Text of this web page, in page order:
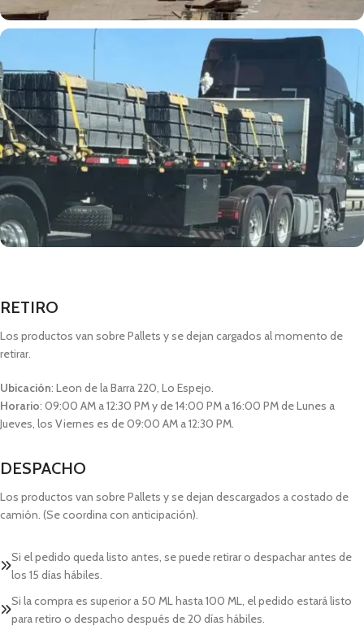
RETIRO
Los productos van sobre Pallets y se dejan cargados al momento de
retirar.
Ubicación: Leon de la Barra 220, Lo Espejo.
Horario: 09:00 AM a 12:30 PM y de 14:00 PM a 16:00 PM de Lunes a
Jueves, los Viernes es de 09:00 AM a 12:30 PM.
DESPACHO
Los productos van sobre Pallets y se dejan descargados a costado de
camión. (Se coordina con anticipación).
Si el pedido queda listo antes, se puede retirar o despachar antes de
los 15 días hábiles.
Si la compra es superior a 50 ML hasta 100 ML, el pedido estará listo
para retiro o despacho después de 20 días hábiles.